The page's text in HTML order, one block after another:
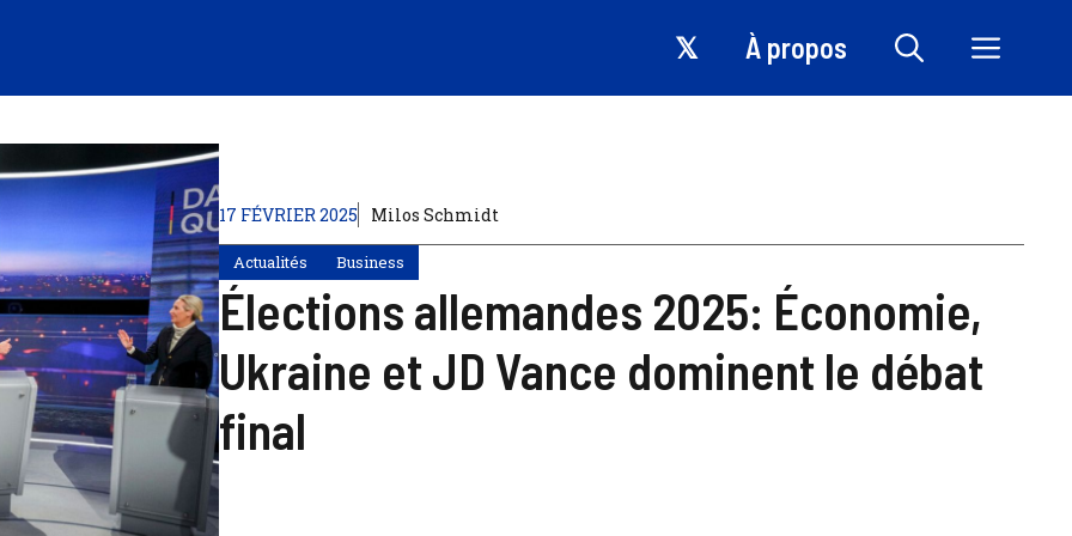
𝕏 À propos
17 FÉVRIER 2025 Milos Schmidt
Actualités Business
Élections allemandes 2025: Économie,
Ukraine et JD Vance dominent le débat
final